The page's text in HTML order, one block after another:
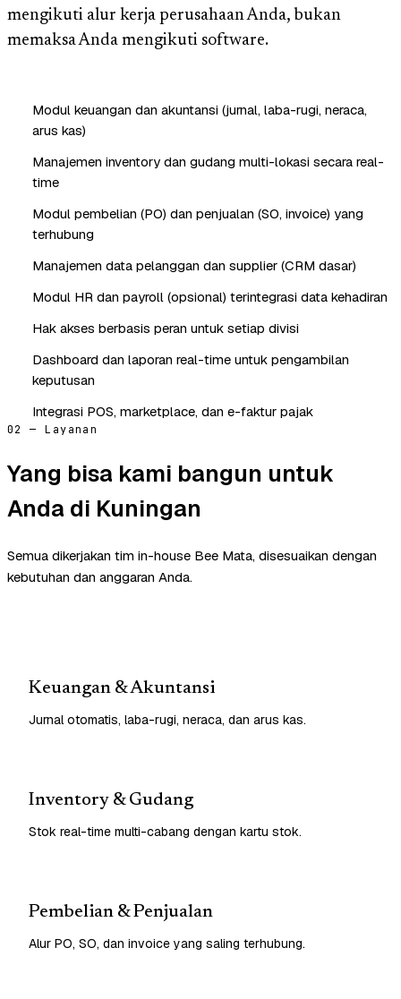
mengikuti alur kerja perusahaan Anda, bukan
memaksa Anda mengikuti software.
Modul keuangan dan akuntansi (jurnal, laba-rugi, neraca,
arus kas)
Manajemen inventory dan gudang multi-lokasi secara real-
time
Modul pembelian (PO) dan penjualan (SO, invoice) yang
terhubung
Manajemen data pelanggan dan supplier (CRM dasar)
Modul HR dan payroll (opsional) terintegrasi data kehadiran
Hak akses berbasis peran untuk setiap divisi
Dashboard dan laporan real-time untuk pengambilan
keputusan
Integrasi POS, marketplace, dan e-faktur pajak
02 — Layanan
Yang bisa kami bangun untuk
Anda di Kuningan
Semua dikerjakan tim in-house Bee Mata, disesuaikan dengan
kebutuhan dan anggaran Anda.
Keuangan & Akuntansi
Jurnal otomatis, laba-rugi, neraca, dan arus kas.
Inventory & Gudang
Stok real-time multi-cabang dengan kartu stok.
Pembelian & Penjualan
Alur PO, SO, dan invoice yang saling terhubung.